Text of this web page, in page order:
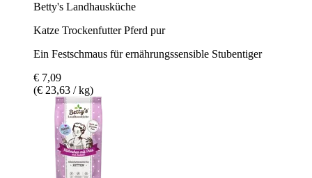
Betty's Landhausküche
Katze Trockenfutter Pferd pur
Ein Festschmaus für ernährungssensible Stubentiger
€ 7,09
(€ 23,63 / kg)